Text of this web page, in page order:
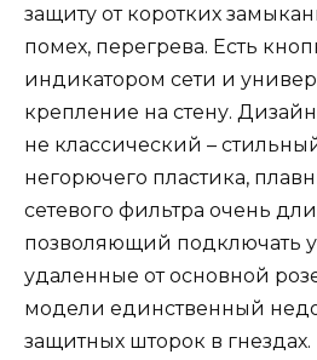
защиту от коротких
помех, перегрева. Есть
индикатором сети и
крепление на стену.
не классический –
негорючего пластика,
сетевого фильтра очень
позволяющий подключать
удаленные от основной
модели единственный
защитных шторок в гнездах.